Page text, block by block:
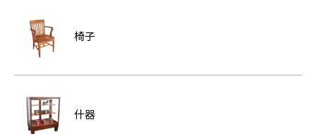
椅子
什器